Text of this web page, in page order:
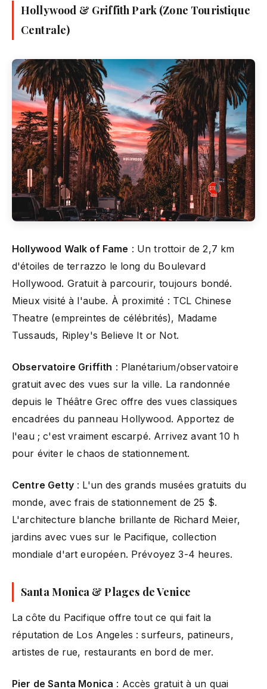
Hollywood & Griffith Park (Zone Touristique
Centrale)
Hollywood Walk of Fame : Un trottoir de 2,7 km
d'étoiles de terrazzo le long du Boulevard
Hollywood. Gratuit à parcourir, toujours bondé.
Mieux visité à l'aube. À proximité : TCL Chinese
Theatre (empreintes de célébrités), Madame
Tussauds, Ripley's Believe It or Not.
Observatoire Griffith : Planétarium/observatoire
gratuit avec des vues sur la ville. La randonnée
depuis le Théâtre Grec offre des vues classiques
encadrées du panneau Hollywood. Apportez de
l'eau ; c'est vraiment escarpé. Arrivez avant 10 h
pour éviter le chaos de stationnement.
Centre Getty: L'un des grands musées gratuits du
monde, avec frais de stationnement de 25 $.
L'architecture blanche brillante de Richard Meier,
jardins avec vues sur le Pacifique, collection
mondiale d'art européen. Prévoyez 3-4 heures.
Santa Monica & Plages de Venice
La côte du Pacifique offre tout ce qui fait la
réputation de Los Angeles : surfeurs, patineurs,
artistes de rue, restaurants en bord de mer.
Pier de Santa Monica : Accès gratuit à un quai